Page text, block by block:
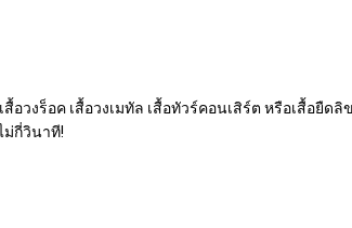
วงร็อค เสื้อวงเมทัล เสื้อทัวร์คอนเสิร์ต หรือเสื้อ
ม่กี่วินาที!